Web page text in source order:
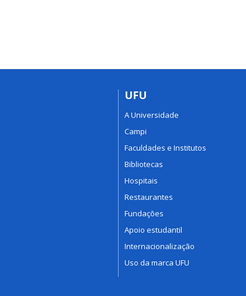
UFU
A Universidade
Campi
Faculdades e Institutos
Bibliotecas
Hospitais
Restaurantes
Fundações
Apoio estudantil
Internacionalização
Uso da marca UFU